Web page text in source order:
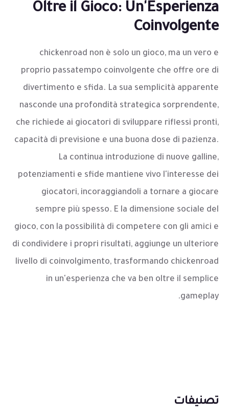
Oltre il Gioco: Un'Esperienza
Coinvolgente
chickenroad non è solo un gioco, ma un vero e
proprio passatempo coinvolgente che offre ore di
divertimento e sfida. La sua semplicità apparente
nasconde una profondità strategica sorprendente,
che richiede ai giocatori di sviluppare riflessi pronti,
capacità di previsione e una buona dose di pazienza.
La continua introduzione di nuove galline,
potenziamenti e sfide mantiene vivo l'interesse dei
giocatori, incoraggiandoli a tornare a giocare
sempre più spesso. E la dimensione sociale del
gioco, con la possibilità di competere con gli amici e
di condividere i propri risultati, aggiunge un ulteriore
livello di coinvolgimento, trasformando chickenroad
in un'esperienza che va ben oltre il semplice
gameplay.
تصنيفات